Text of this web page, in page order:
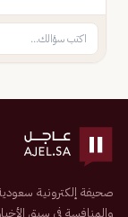
والمنافسة في سبق